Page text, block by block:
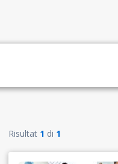
Risultat 1 di 1